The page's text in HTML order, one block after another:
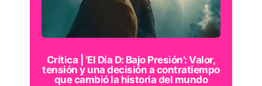
Crítica | ‘El Día D: Bajo Presión’: Valor,
tensión y una decisión a contratiempo
que cambió la historia del mundo